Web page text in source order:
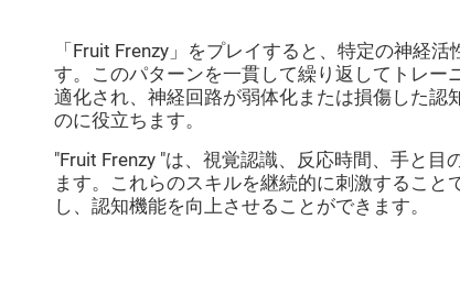
「Fruit Frenzy」をプレイすると、特定の神経
す。このパターンを一貫して繰り返してトレー
適化され、神経回路が弱体化または損傷した認
のに役立ちます。
"Fruit Frenzy "は、視覚認識、反応時間、手と目
ます。これらのスキルを継続的に刺激すること
し、認知機能を向上させることができます。